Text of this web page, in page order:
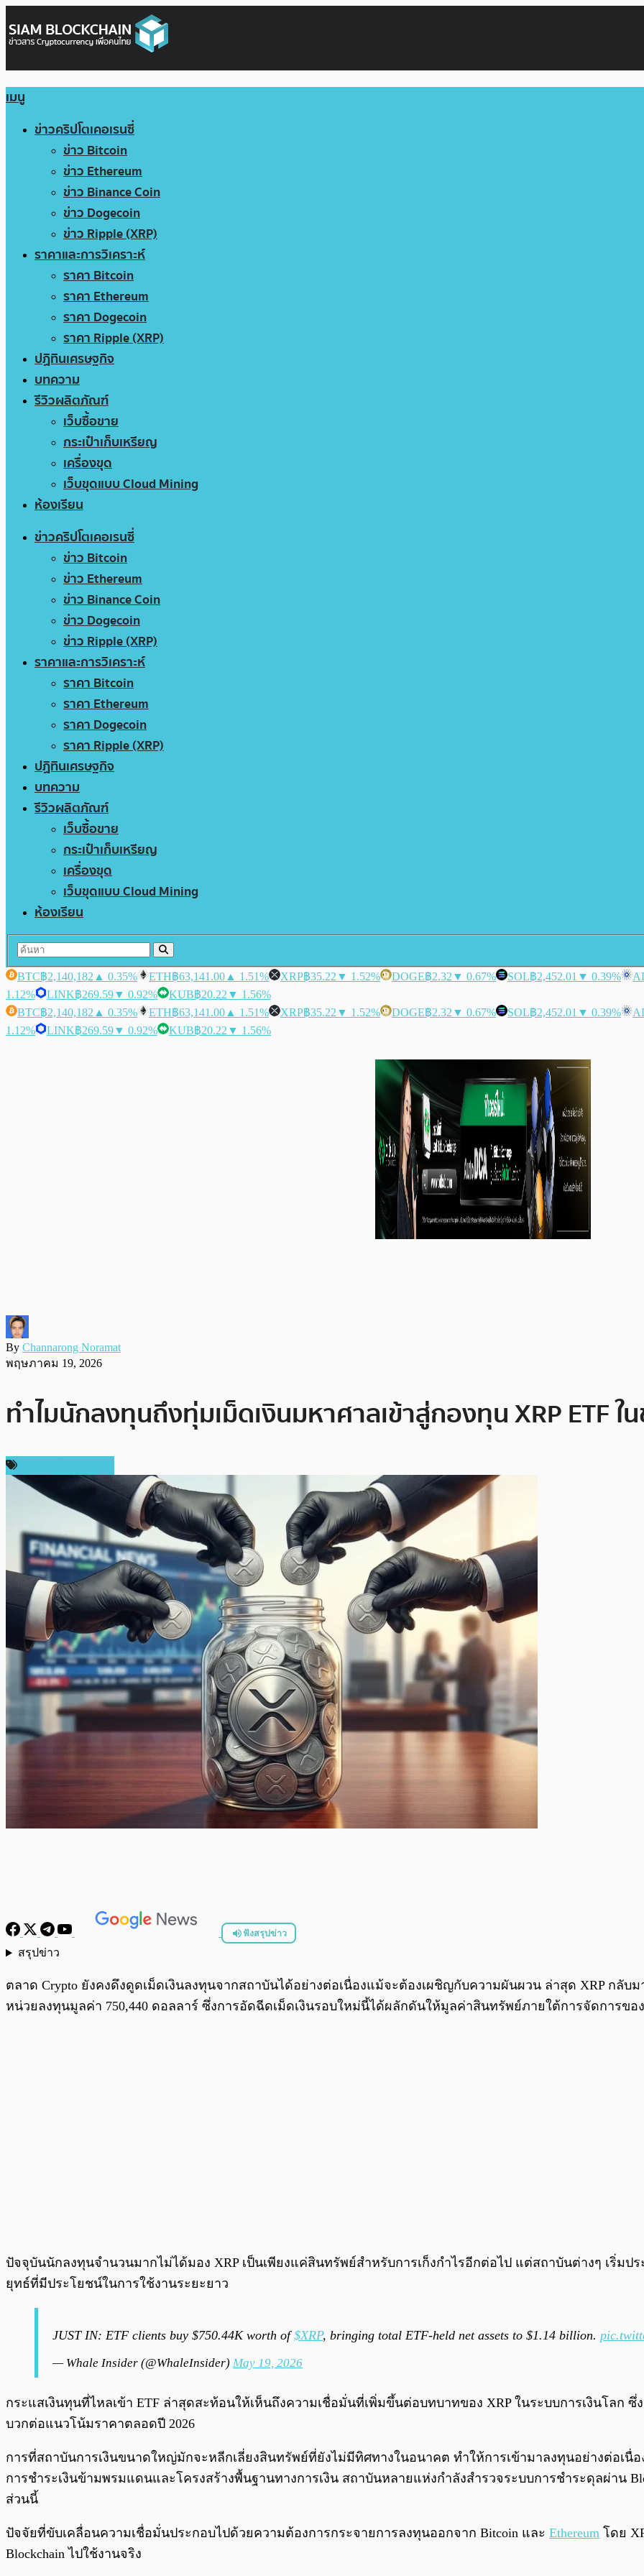
เมนู
ข่าวคริปโตเคอเรนซี่
ข่าว Bitcoin
ข่าว Ethereum
ข่าว Binance Coin
ข่าว Dogecoin
ข่าว Ripple (XRP)
ราคาและการวิเคราะห์
ราคา Bitcoin
ราคา Ethereum
ราคา Dogecoin
ราคา Ripple (XRP)
ปฏิทินเศรษฐกิจ
บทความ
รีวิวผลิตภัณฑ์
เว็บซื้อขาย
กระเป๋าเก็บเหรียญ
เครื่องขุด
เว็บขุดแบบ Cloud Mining
ห้องเรียน
ข่าวคริปโตเคอเรนซี่
ข่าว Bitcoin
ข่าว Ethereum
ข่าว Binance Coin
ข่าว Dogecoin
ข่าว Ripple (XRP)
ราคาและการวิเคราะห์
ราคา Bitcoin
ราคา Ethereum
ราคา Dogecoin
ราคา Ripple (XRP)
ปฏิทินเศรษฐกิจ
บทความ
รีวิวผลิตภัณฑ์
เว็บซื้อขาย
กระเป๋าเก็บเหรียญ
เครื่องขุด
เว็บขุดแบบ Cloud Mining
ห้องเรียน
BTC฿2,140,182 ▲ 0.35% ETH฿63,141.00 ▲ 1.51% XRP฿35.22 ▼ 1.52% DOGE฿2.32 ▼ 0.67% SOL฿2,452.01 ▼ 0.39%
1.12%
LINK฿269.59▼ 0.92% KUB฿20.22 ▼ 1.56%
BTC฿2,140,182 ▲ 0.35% ETH฿63,141.00 ▲ 1.51% XRP฿35.22 ▼ 1.52% DOGE฿2.32 ▼ 0.67% SOL฿2,452.01 ▼ 0.39%
1.12%
LINK฿269.59▼ 0.92% KUB฿20.22 ▼ 1.56%
By Channarong Noramat
พฤษภาคม 19, 2026
ทำไมนักลงทุนถึงทุ่มเม็ดเงินมหาศาลเข้าสู่กองทุน XRP ETF ใ
ฟังสรุปข่าว
สรุปข่าว
ตลาด Crypto ยังคงดึงดูดเม็ดเงินลงทุนจากสถาบันได้อย่างต่อเนื่องแม้จะต้องเผชิญกับความผันผวน ล่าสุด XRP กลับ
หน่วยลงทุนมูลค่า 750,440 ดอลลาร์ ซึ่งการอัดฉีดเม็ดเงินรอบใหม่นี้ได้ผลักดันให้มูลค่าสินทรัพย์ภายใต้การจัดการขอ
ปัจจุบันนักลงทุนจำนวนมากไม่ได้มอง XRP เป็นเพียงแค่สินทรัพย์สำหรับการเก็งกำไรอีกต่อไป แต่สถาบันต่างๆ เริ่ม
ยุทธ์ที่มีประโยชน์ในการใช้งานระยะยาว
JUST IN: ETF clients buy $750.44K worth of$XRP, bringing total ETF-held net assets to $1.14 billion.
— Whale Insider (@WhaleInsider) May 19, 2026
กระแสเงินทุนที่ไหลเข้า ETF ล่าสุดสะท้อนให้เห็นถึงความเชื่อมั่นที่เพิ่มขึ้นต่อบทบาทของ XRP ในระบบการเงินโลก
บวกต่อแนวโน้มราคาตลอดปี 2026
การที่สถาบันการเงินขนาดใหญ่มักจะหลีกเลี่ยงสินทรัพย์ที่ยังไม่มีทิศทางในอนาคต ทำให้การเข้ามาลงทุนอย่างต่อเนื่
การชำระเงินข้ามพรมแดนและโครงสร้างพื้นฐานทางการเงิน สถาบันหลายแห่งกำลังสำรวจระบบการชำระดุลผ่าน
ส่วนนี้
ปัจจัยที่ขับเคลื่อนความเชื่อมั่นประกอบไปด้วยความต้องการกระจายการลงทุนออกจาก Bitcoin และ Ethereum โดย
Blockchain ไปใช้งานจริง